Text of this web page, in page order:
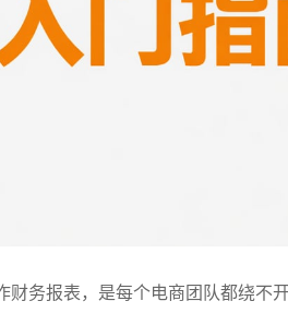
财务报表，是每个电商团队都绕不